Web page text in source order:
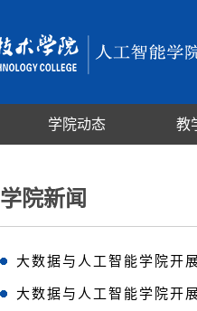
学院动态 教
学院新闻
大数据与人工智能学院开
大数据与人工智能学院开